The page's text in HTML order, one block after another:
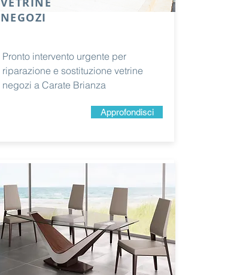
NEGOZI
Pronto intervento urgente per
riparazione e sostituzione vetrine
negozi a Carate Brianza
Approfondisci